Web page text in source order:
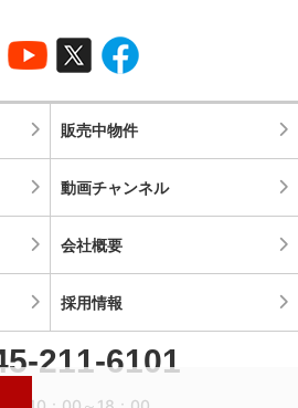
販売中物件
動画チャンネル
会社概要
採用情報
211-6101